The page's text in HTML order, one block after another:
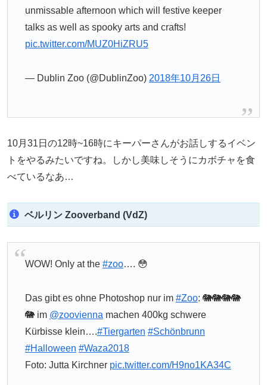
unmissable afternoon which will festive keeper
talks as well as spooky arts and crafts!
pic.twitter.com/MUZ0HiZRU5
— Dublin Zoo (@DublinZoo) 2018年10月26日
10月31日の12時~16時にキーパーさんがお話しするイベン
トをやるみたいですね。しかし美味しそうにカボチャを食
べているなあ…
ベルリン Zooverband (VdZ)
WOW! Only at the #zoo…. 😳
Das gibt es ohne Photoshop nur im #Zoo: 🐘🐘🐘🐘
🐘 im @zoovienna machen 400kg schwere
Kürbisse klein….#Tiergarten #Schönbrunn
#Halloween #Waza2018
Foto: Jutta Kirchner pic.twitter.com/H9no1KA34C